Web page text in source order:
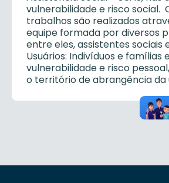
vulnerabilidade e risco social.
trabalhos são realizados
equipe formada por diversos
entre eles, assistentes sociais
Usuários: Indivíduos e famílias
vulnerabilidade e risco
o território de abrangência da